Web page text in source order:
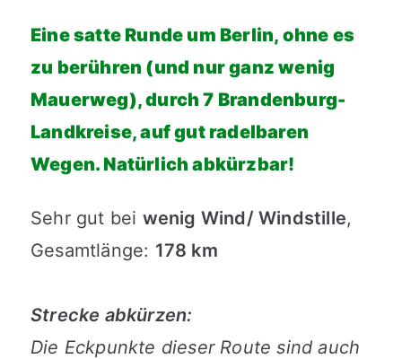
Eine satte Runde um Berlin, ohne es
zu berühren (und nur ganz wenig
Mauerweg), durch 7 Brandenburg-
Landkreise, auf gut radelbaren
Wegen. Natürlich abkürzbar!
Sehr gut bei wenig Wind/ Windstille,
Gesamtlänge: 178 km
Strecke abkürzen:
Die Eckpunkte dieser Route sind auch